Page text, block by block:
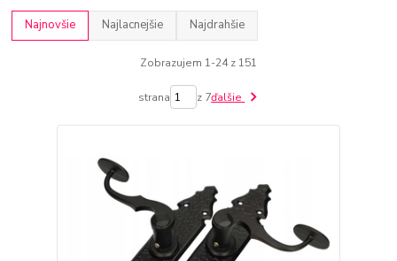
Najnovšie Najlacnejšie Najdrahšie
Zobrazujem 1-24 z 151
strana z 7ďalšie